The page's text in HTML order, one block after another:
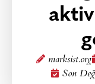
marksist.org
Son